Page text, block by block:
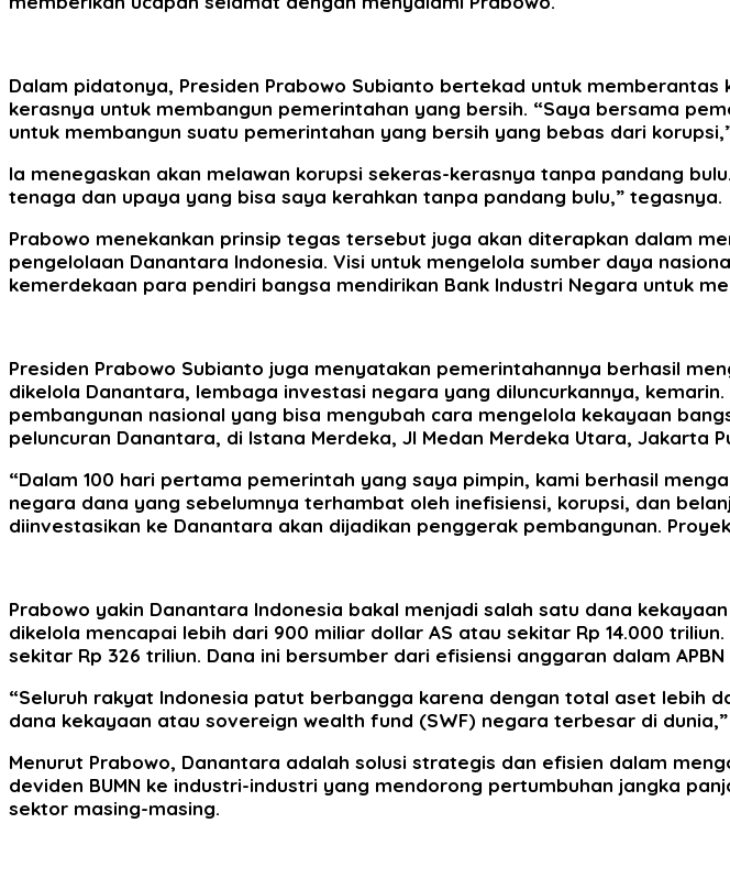
Dalam pidatonya, Presiden Prabowo Subianto bertekad untuk
kerasnya untuk membangun pemerintahan yang bersih. “Saya bersama
untuk membangun suatu pemerintahan yang bersih yang bebas dari
Ia menegaskan akan melawan korupsi sekeras-kerasnya tanpa pandang
tenaga dan upaya yang bisa saya kerahkan tanpa pandang bulu,” tegasnya.
Prabowo menekankan prinsip tegas tersebut juga akan diterapkan dalam
pengelolaan Danantara Indonesia. Visi untuk mengelola sumber daya
kemerdekaan para pendiri bangsa mendirikan Bank Industri Negara untuk
Presiden Prabowo Subianto juga menyatakan pemerintahannya berhasil
dikelola Danantara, lembaga investasi negara yang diluncurkannya,
pembangunan nasional yang bisa mengubah cara mengelola kekayaan
peluncuran Danantara, di Istana Merdeka, Jl Medan Merdeka Utara, Jakarta
“Dalam 100 hari pertama pemerintah yang saya pimpin, kami berhasil
negara dana yang sebelumnya terhambat oleh inefisiensi, korupsi, dan
diinvestasikan ke Danantara akan dijadikan penggerak pembangunan.
Prabowo yakin Danantara Indonesia bakal menjadi salah satu dana
dikelola mencapai lebih dari 900 miliar dollar AS atau sekitar Rp 14.000
sekitar Rp 326 triliun. Dana ini bersumber dari efisiensi anggaran dalam APBN
“Seluruh rakyat Indonesia patut berbangga karena dengan total aset lebih
dana kekayaan atau sovereign wealth fund (SWF) negara terbesar di
Menurut Prabowo, Danantara adalah solusi strategis dan efisien dalam
deviden BUMN ke industri-industri yang mendorong pertumbuhan jangka
sektor masing-masing.